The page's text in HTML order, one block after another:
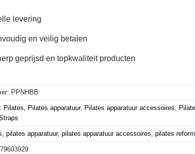
levering
en veilig betalen
geprijsd en topkwaliteit producten
PPNHBB
Pilates, Pilates apparatuur, Pilates apparatuur accessoires,
, pilates apparatuur, pilates apparatuur accessoires, pilates